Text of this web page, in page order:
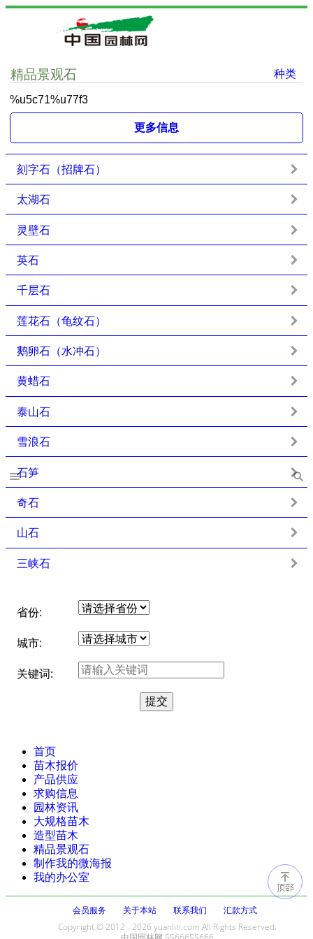
精品景观石 种类
%u5c71%u77f3
更多信息
刻字石（招牌石）
太湖石
灵壁石
英石
千层石
莲花石（龟纹石）
鹅卵石（水冲石）
黄蜡石
泰山石
雪浪石
石笋
奇石
山石
三峡石
省份:
城市:
关键词:
首页
苗木报价
产品供应
求购信息
园林资讯
大规格苗木
造型苗木
精品景观石
制作我的微海报
我的办公室
会员服务 关于本站 联系我们
汇款方式
Copyright © 2012 - 2026 yuanlin.com All Rights Reserved.